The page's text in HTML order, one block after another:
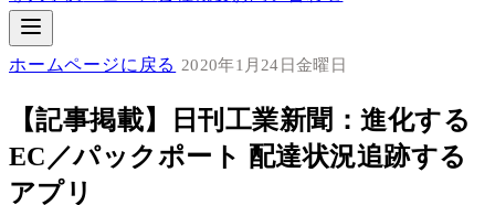
ホームページに戻る 2020年1月24日金曜日
【記事掲載】日刊工業新聞：進化する
EC／パックポート 配達状況追跡する
アプリ